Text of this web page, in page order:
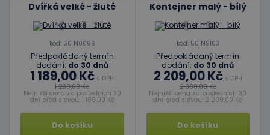
Dvířká velké - žluté
kód: 50 N0096
Předpokládaný termín
dodání: do 30 dnů
1 189,00 Kč s DPH
1 230,00 Kč
Nejnižší cena za posledních 30
dní před slevou: 1 189,00 Kč
Do košíku
Kontejner malý - bílý
kód: 50 N9103
Předpokládaný termín
dodání: do 30 dnů
2 209,00 Kčs DPH
2 380,00 Kč
Nejnižší cena za posledních 30
dní před slevou: 2 209,00 Kč
Do košíku